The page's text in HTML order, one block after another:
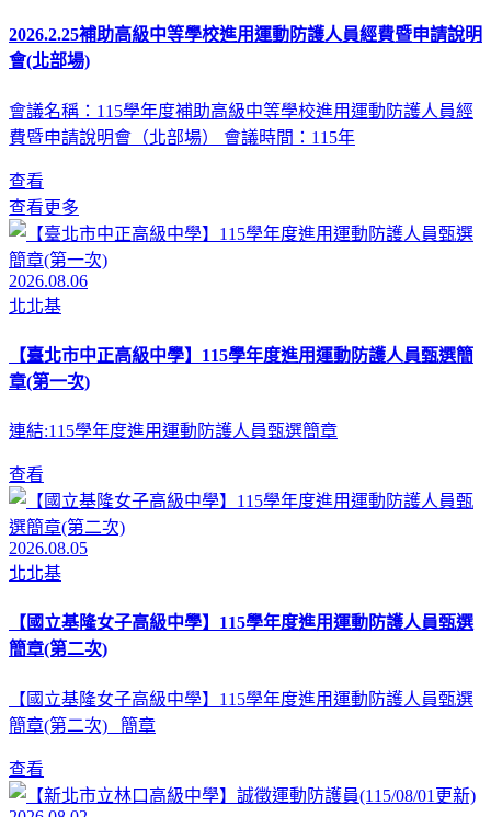
2026.2.25補助高級中等學校進用運動防護人員經費暨申請說明
會(北部場)
會議名稱：115學年度補助高級中等學校進用運動防護人員經
費暨申請說明會（北部場） 會議時間：115年
查看
查看更多
2026.08.06
北北基
【臺北市中正高級中學】115學年度進用運動防護人員甄選簡
章(第一次)
連結:115學年度進用運動防護人員甄選簡章
查看
2026.08.05
北北基
【國立基隆女子高級中學】115學年度進用運動防護人員甄選
簡章(第二次)
【國立基隆女子高級中學】115學年度進用運動防護人員甄選
簡章(第二次) 簡章
查看